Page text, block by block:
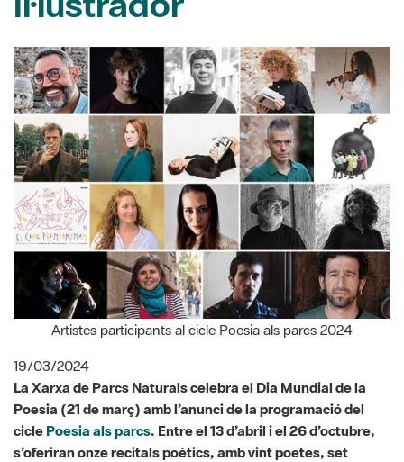
Artistes participants al cicle Poesia als parcs 2024
19/03/2024
La Xarxa de Parcs Naturals celebra el Dia Mundial de la
Poesia (21 de març) amb l’anunci de la programació del
ciclePoesia als parcs
s’oferiran onze recitals poètics, amb vint poetes, set
músics i un il·lustrador en el marc de diversos espais
naturals protegits de la Xarxa de Parcs Naturals de la
Diputació de Barcelona i a l’Alguer. La coordinació del cicle